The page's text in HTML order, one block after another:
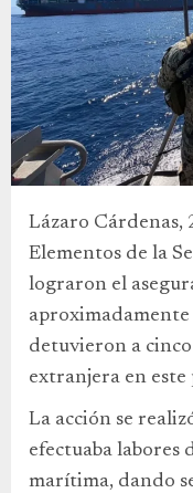
Lázaro Cárdenas,
Elementos de la
lograron el
aproximadamente
detuvieron a
extranjera en este
La acción se
efectuaba labores
marítima, dando